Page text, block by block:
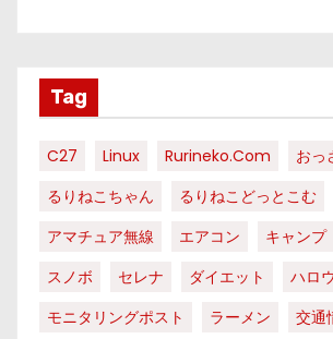
Tag
C27 Linux Rurineko.com
おっ
るりねこちゃん
るりねこどっとこむ
アマチュア無線
エアコン キャンプ
スノボ
セレナ ダイエット
ハロ
モニタリングポスト
ラーメン 交通